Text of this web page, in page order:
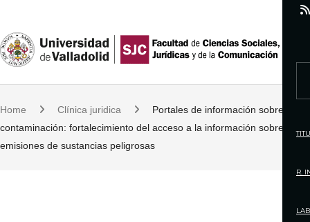
i
t
o
c
o
Home Clínica juridica
Portales de información sobre la
contaminación: fortalecimiento del acceso a la información sobre las
emisiones de sustancias peligrosas
r
h
o
R.